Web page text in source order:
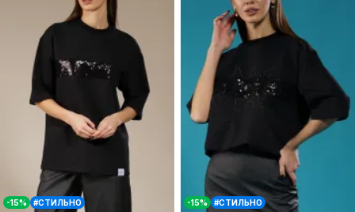
-15% #СТИЛЬНО -15% #СТИЛЬНО